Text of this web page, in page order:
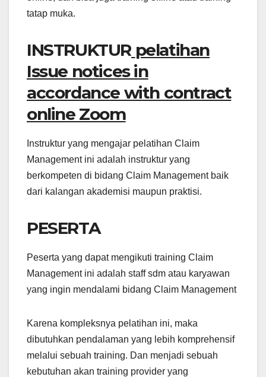
tatap muka.
INSTRUKTUR pelatihan
Issue notices in
accordance with contract
online Zoom
Instruktur yang mengajar pelatihan Claim
Management ini adalah instruktur yang
berkompeten di bidang Claim Management baik
dari kalangan akademisi maupun praktisi.
PESERTA
Peserta yang dapat mengikuti training Claim
Management ini adalah staff sdm atau karyawan
yang ingin mendalami bidang Claim Management
Karena kompleksnya pelatihan ini, maka
dibutuhkan pendalaman yang lebih komprehensif
melalui sebuah training. Dan menjadi sebuah
kebutuhan akan training provider yang